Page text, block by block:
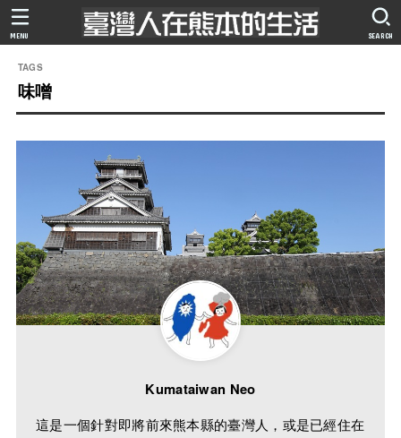
SEARCH
MENU
味噌
Kumataiwan Neo
這是一個針對即將前來熊本縣的臺灣人，或是已經住在